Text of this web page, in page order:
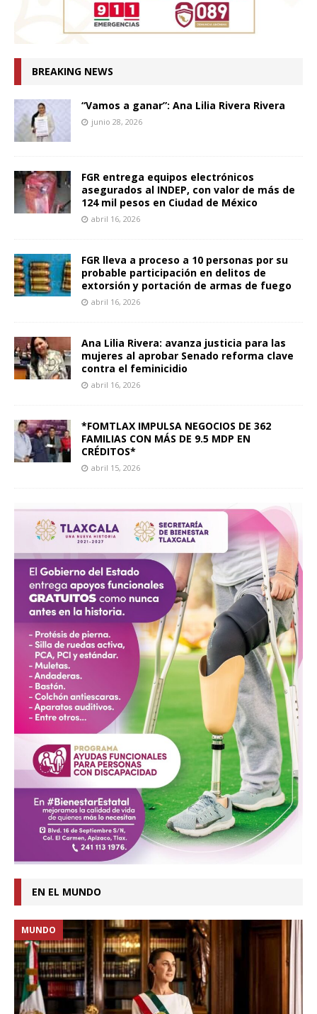
BREAKING NEWS
“Vamos a ganar”: Ana Lilia Rivera Rivera
junio 28, 2026
FGR entrega equipos electrónicos
asegurados al INDEP, con valor de más de
124 mil pesos en Ciudad de México
abril 16, 2026
FGR lleva a proceso a 10 personas por su
probable participación en delitos de
extorsión y portación de armas de fuego
abril 16, 2026
Ana Lilia Rivera: avanza justicia para las
mujeres al aprobar Senado reforma clave
contra el feminicidio
abril 16, 2026
*FOMTLAX IMPULSA NEGOCIOS DE 362
FAMILIAS CON MÁS DE 9.5 MDP EN
CRÉDITOS*
abril 15, 2026
EN EL MUNDO
MUNDO